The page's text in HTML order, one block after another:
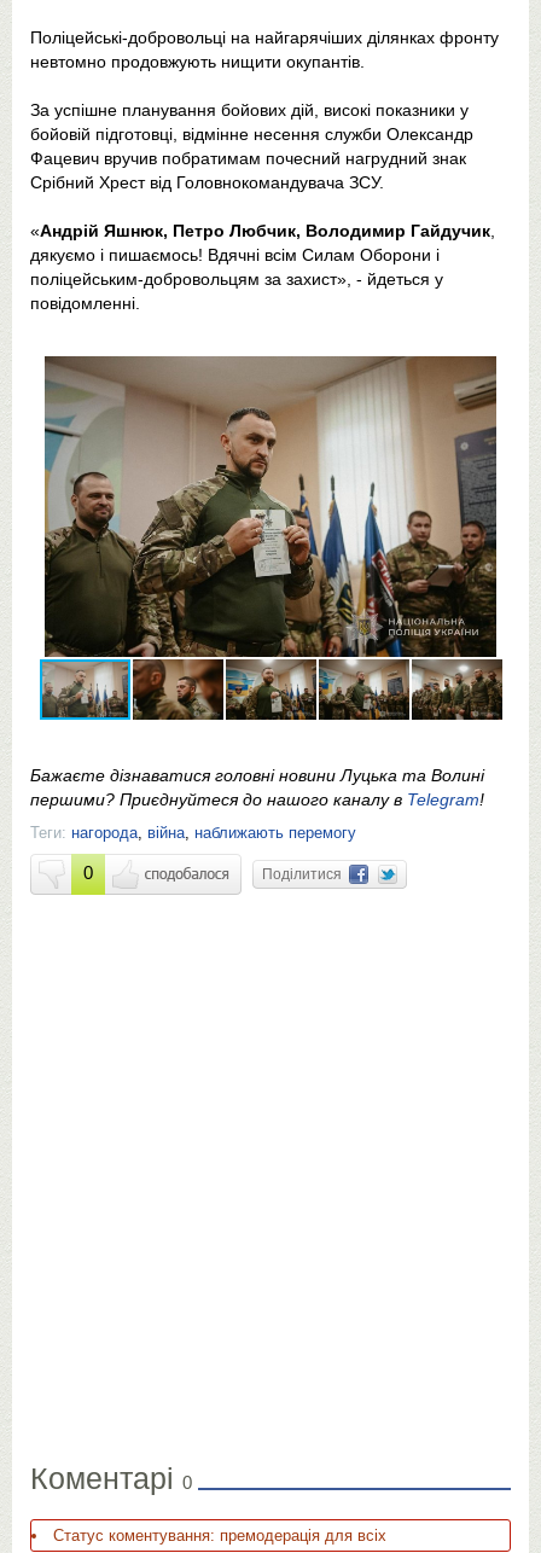
Поліцейські-добровольці на найгарячіших ділянках фронту
невтомно продовжують нищити окупантів.
За успішне планування бойових дій, високі показники у
бойовій підготовці, відмінне несення служби Олександр
Фацевич вручив побратимам почесний нагрудний знак
Срібний Хрест від Головнокомандувача ЗСУ.
«Андрій Яшнюк, Петро Любчик, Володимир Гайдучик
дякуємо і пишаємось! Вдячні всім Силам Оборони і
поліцейським-добровольцям за захист», - йдеться у
повідомленні.
Бажаєте дізнаватися головні новини Луцька та Волині
першими? Приєднуйтеся до нашого каналу в Telegram!
Теги: нагорода війна наближають перемогу
0 Поділитися
Коментарі 0
Статус коментування: премодерація для всіх